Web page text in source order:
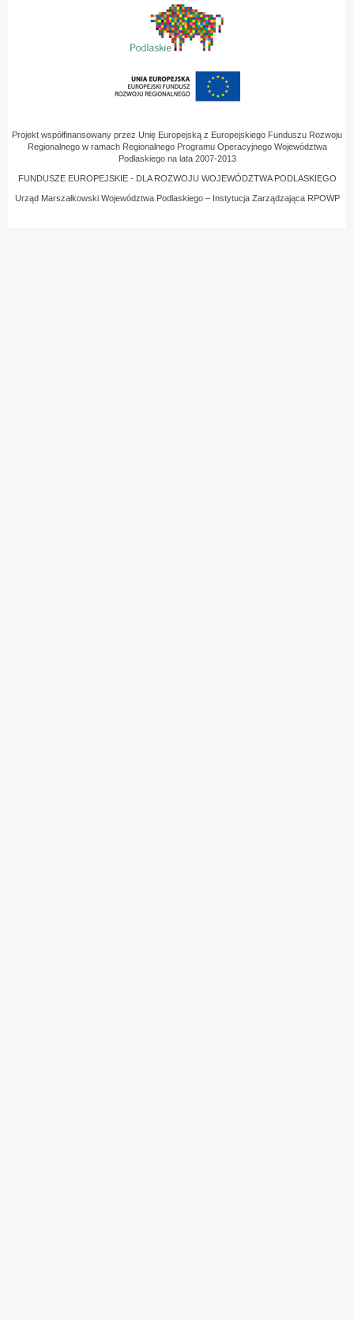
Projekt współfinansowany przez Unię Europejską z Europejskiego Funduszu Rozwoju
Regionalnego w ramach Regionalnego Programu Operacyjnego Województwa
Podlaskiego na lata 2007-2013
FUNDUSZE EUROPEJSKIE - DLA ROZWOJU WOJEWÓDZTWA PODLASKIEGO
Urząd Marszałkowski Województwa Podlaskiego – Instytucja Zarządzająca RPOWP